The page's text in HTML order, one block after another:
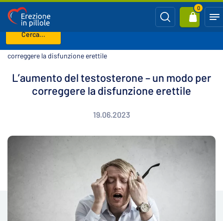
Cerca...
0
Benvenuto Blog
correggere la disfunzione erettile
L’aumento del testosterone – un modo per
correggere la disfunzione erettile
19.06.2023